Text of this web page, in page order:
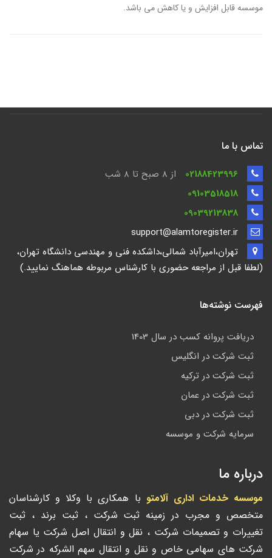
موسسه قابل افزایش و یا کاهش می باشد.
تماس با ما
02188423996
از 8 صبح تا ۸ شب
09103518518
09039213838
support@alamtoregister.ir
تهران،امیرآباد شمالی،داشکده فنی و مهندسی دانشگاه تهران،
(لطفا قبل از مراجعه حضوری با کارشناس مربوطه هماهنگ نمایید.)
فهرست نوشته‌ها
دریافت پروانه کسب در سال 1403
ثبت شرکت در انگلیس
ثبت شرکت در ترکیه
ثبت شرکت در عمان
ثبت شرکت در دبی
سرمایه شرکت و موسسه
درباره ما
موسسه خدمات اداری آلامتو با همکاری با وکلا و کارشناسان
متخصص و مجرب در زمینه ثبت شرکت ، ثبت برند ، ثبت
تغییرات و تصمیمات شرکت ، نقل و انتقال اصل شرکت یا سهام
شرکت های سهامی خاص و نقل و انتقال سهم الشرکه در شرکت